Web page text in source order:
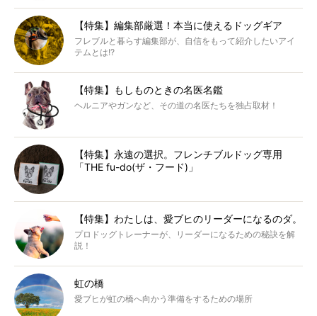
【特集】編集部厳選！本当に使えるドッグギア
フレブルと暮らす編集部が、自信をもって紹介したいアイ
テムとは!?
【特集】もしものときの名医名鑑
ヘルニアやガンなど、その道の名医たちを独占取材！
【特集】永遠の選択。フレンチブルドッグ専用
「THE fu-do(ザ・フード)」
【特集】わたしは、愛ブヒのリーダーになるのダ。
プロドッグトレーナーが、リーダーになるための秘訣を解
説！
虹の橋
愛ブヒが虹の橋へ向かう準備をするための場所